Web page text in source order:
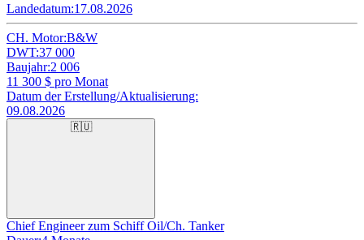
Landedatum:17.08.2026
CH. Motor:B&W
DWT:37 000
Baujahr:2 006
11 300 $ pro Monat
Datum der Erstellung/Aktualisierung:
09.08.2026
🇷🇺
Chief Engineer zum Schiff Oil/Ch. Tanker